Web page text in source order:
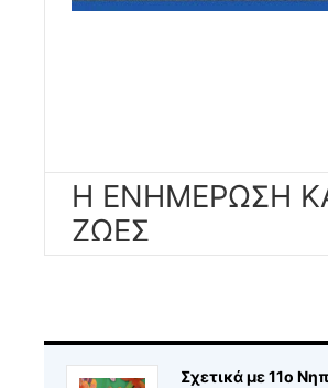
Η ΕΝΗΜΕΡΩΣΗ
ΖΩΕΣ
Σχετικά με 11ο